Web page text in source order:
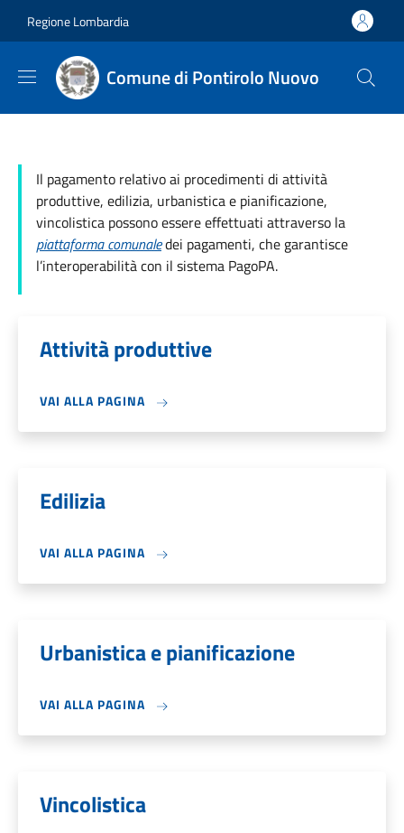
Regione Lombardia
Comune di Pontirolo Nuovo
Il pagamento relativo ai procedimenti di attività
produttive, edilizia, urbanistica e pianificazione,
vincolistica possono essere effettuati attraverso la
piattaforma comunaledei pagamenti, che garantisce
l’interoperabilità con il sistema PagoPA.
Attività produttive
VAI ALLA PAGINA
Edilizia
VAI ALLA PAGINA
Urbanistica e pianificazione
VAI ALLA PAGINA
Vincolistica